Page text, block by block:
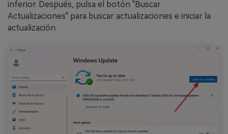
inferior. Después, pulsa el botón "Buscar
Actualizaciones" para buscar actualizaciones e iniciar la
actualización.